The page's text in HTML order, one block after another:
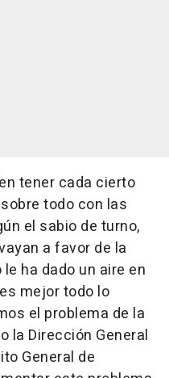
tener cada cierto
todo con las
el sabio de turno,
a favor de la
ha dado un aire en
mejor todo lo
el problema de la
la Dirección General
General de